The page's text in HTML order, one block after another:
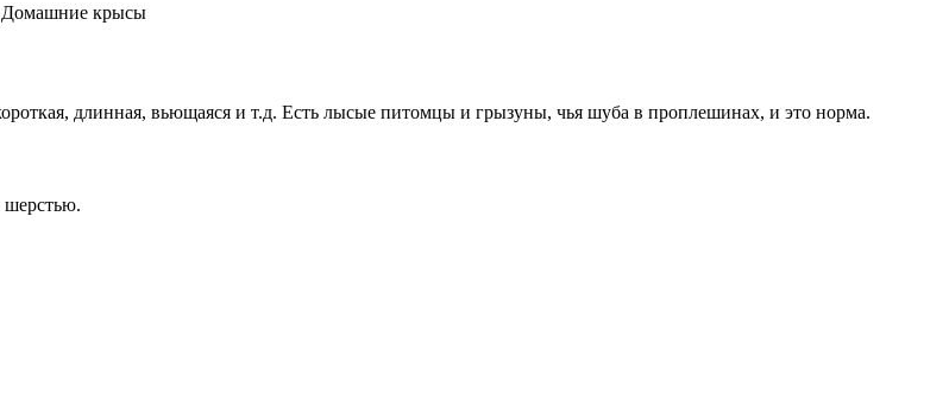
Домашние крысы
длинная, вьющаяся и т.д. Есть лысые питомцы и грызуны, чья шуба в проплешинах, и это норма.
шерстью.